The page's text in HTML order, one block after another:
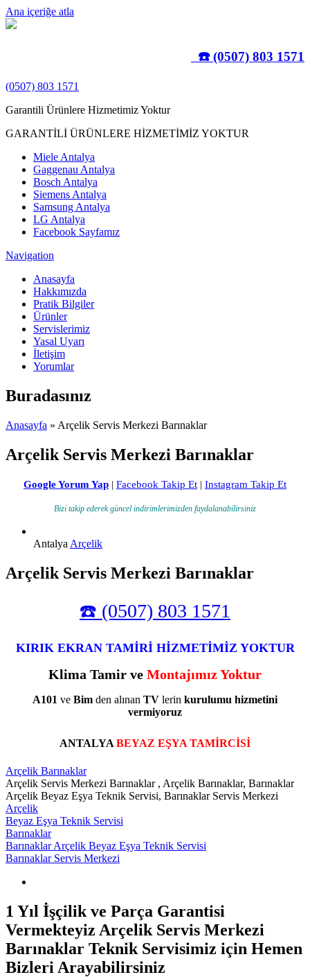
Ana içeriğe atla
☎️ (0507) 803 1571
(0507) 803 1571
Garantili Ürünlere Hizmetimiz Yoktur
GARANTİLİ ÜRÜNLERE HİZMETİMİZ YOKTUR
Miele Antalya
Gaggenau Antalya
Bosch Antalya
Siemens Antalya
Samsung Antalya
LG Antalya
Facebook Sayfamız
Navigation
Anasayfa
Hakkımızda
Pratik Bilgiler
Ürünler
Servislerimiz
Yasal Uyarı
İletişim
Yorumlar
Buradasınız
Anasayfa » Arçelik Servis Merkezi Barınaklar
Arçelik Servis Merkezi Barınaklar
Google Yorum Yap | Facebook Takip Et | Instagram Takip Et
Bizi takip ederek güncel indirimlerimizden faydalanabilirsiniz
Antalya Arçelik
Arçelik Servis Merkezi Barınaklar
☎️ (0507) 803 1571
KIRIK EKRAN TAMİRİ HİZMETİMİZ YOKTUR
Klima Tamir ve Montajımız Yoktur
A101 ve Bim den alınan TV lerin kurulumu hizmetini
vermiyoruz
ANTALYA BEYAZ EŞYA TAMİRCİSİ
Arçelik Barınaklar
Arçelik Servis Merkezi Barınaklar , Arçelik Barınaklar, Barınaklar
Arçelik Beyaz Eşya Teknik Servisi, Barınaklar Servis Merkezi
Arçelik
Beyaz Eşya Teknik Servisi
Barınaklar
Barınaklar Arçelik Beyaz Eşya Teknik Servisi
Barınaklar Servis Merkezi
1 Yıl İşçilik ve Parça Garantisi
Vermekteyiz Arçelik Servis Merkezi
Barınaklar Teknik Servisimiz için Hemen
Bizleri Arayabilirsiniz